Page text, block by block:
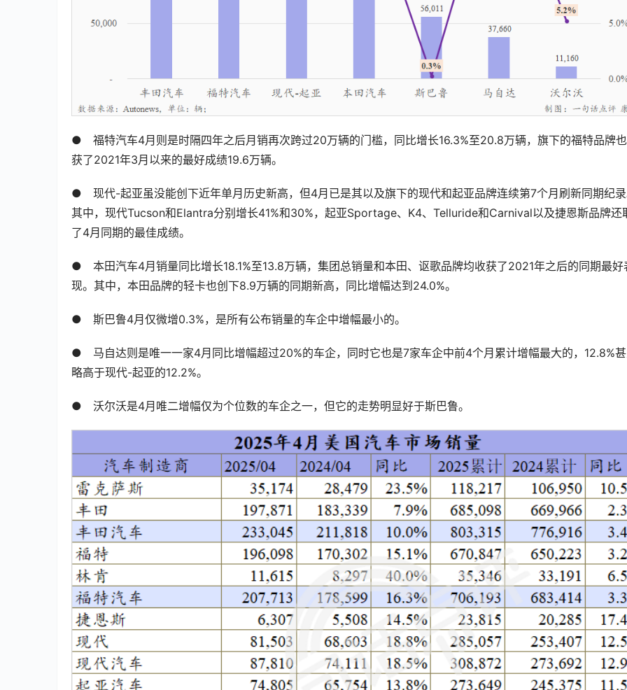
●　福特汽车4月则是时隔四年之后月销再次跨过20万辆的门槛，同比增长16.3%至20.8万辆，旗下的福特品牌
获了2021年3月以来的最好成绩19.6万辆。
●　现代-起亚虽没能创下近年单月历史新高，但4月已是其以及旗下的现代和起亚品牌连续第7个月刷新同期纪
其中，现代Tucson和Elantra分别增长41%和30%，起亚Sportage、K4、Telluride和Carnival以及捷恩斯品牌还
了4月同期的最佳成绩。
●　本田汽车4月销量同比增长18.1%至13.8万辆，集团总销量和本田、讴歌品牌均收获了2021年之后的同期最好
现。其中，本田品牌的轻卡也创下8.9万辆的同期新高，同比增幅达到24.0%。
●　斯巴鲁4月仅微增0.3%，是所有公布销量的车企中增幅最小的。
●　马自达则是唯一一家4月同比增幅超过20%的车企，同时它也是7家车企中前4个月累计增幅最大的，12.8%
略高于现代-起亚的12.2%。
●　沃尔沃是4月唯二增幅仅为个位数的车企之一，但它的走势明显好于斯巴鲁。